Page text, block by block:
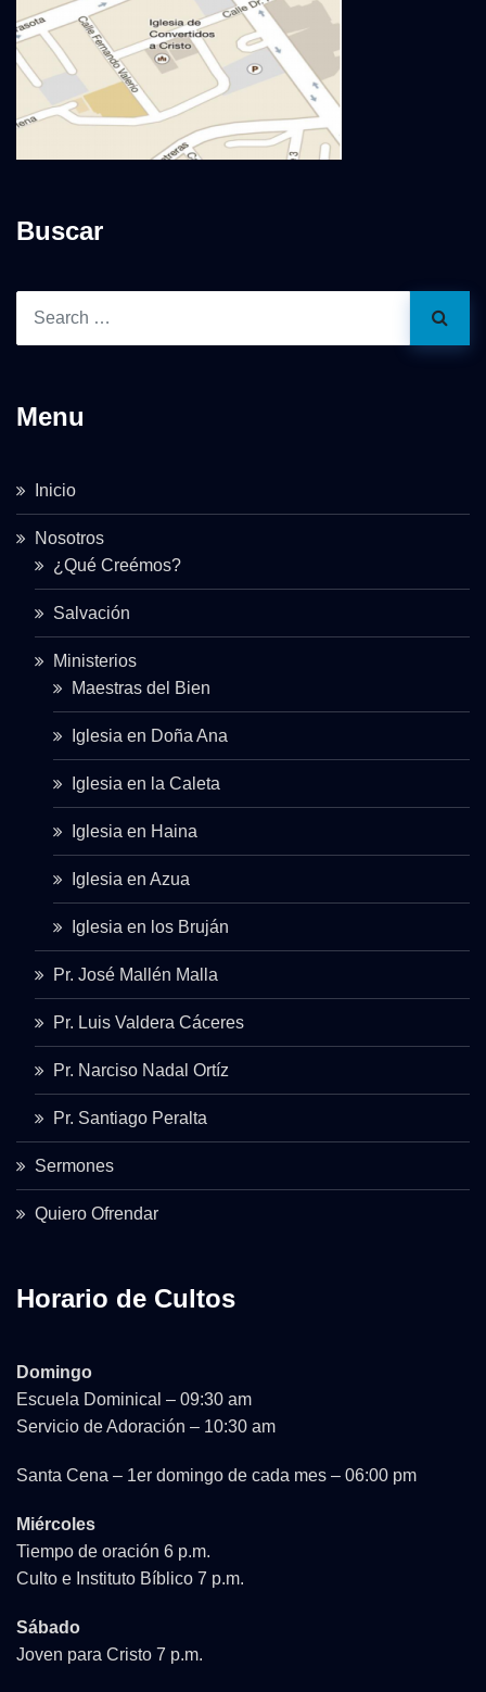
Buscar
Menu
Inicio
Nosotros
¿Qué Creémos?
Salvación
Ministerios
Maestras del Bien
Iglesia en Doña Ana
Iglesia en la Caleta
Iglesia en Haina
Iglesia en Azua
Iglesia en los Bruján
Pr. José Mallén Malla
Pr. Luis Valdera Cáceres
Pr. Narciso Nadal Ortíz
Pr. Santiago Peralta
Sermones
Quiero Ofrendar
Horario de Cultos
Domingo
Escuela Dominical – 09:30 am
Servicio de Adoración – 10:30 am
Santa Cena – 1er domingo de cada mes – 06:00 pm
Miércoles
Tiempo de oración 6 p.m.
Culto e Instituto Bíblico 7 p.m.
Sábado
Joven para Cristo 7 p.m.